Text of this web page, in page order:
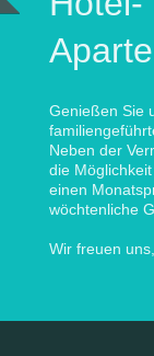
Genießen Sie
Neben der
die
einen
wöchtenliche
Wir freuen